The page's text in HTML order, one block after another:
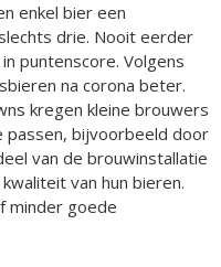
enkel bier een
drie. Nooit eerder
puntenscore. Volgens
na corona beter.
kregen kleine brouwers
passen, bijvoorbeeld door
van de brouwinstallatie
van hun bieren.
minder goede